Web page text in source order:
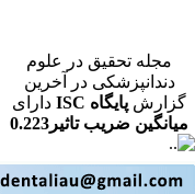
مجله تحقیق در علوم
دندانپزشکی در آخرین
گزارش پایگاه ISC
دارای
میانگین ضریب تاثیر0.223
در رشته دندانپزشکی می